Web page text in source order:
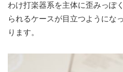
わけ打楽器系を主体に歪みっぽ
られるケースが目立つようにな
ります。